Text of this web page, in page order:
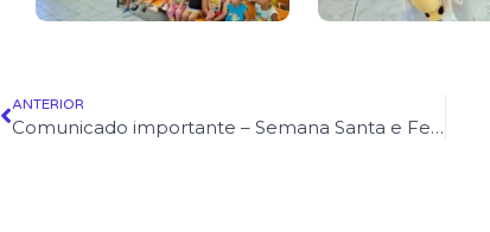
ANTERIOR
Comunicado importante – Semana Santa e Feriado de Tiradentes